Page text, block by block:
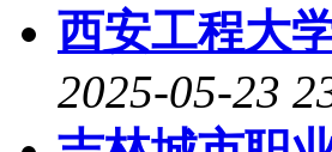
西安工程大
2025-05-23